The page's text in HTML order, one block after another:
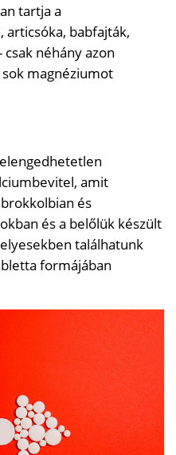
tartja a
articsóka, babfajták,
néhány azon
magnéziumot
elengedhetetlen
amit
és
és a belőlük készült
találhatunk
formájában